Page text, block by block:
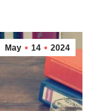
May 14 2024